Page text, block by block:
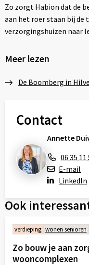
Zo zorgt Habion dat de
aan het roer staan bij de
verzorgingshuizen naar
Meer lezen
De Boomberg in
Contact
Annette
06 35 11
E-mail
LinkedIn
Ook
verdieping wonen senioren
Zo bouw je aan
wooncomplexen